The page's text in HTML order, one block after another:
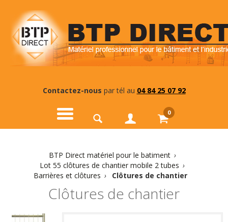
Contactez-nous par tél au 04 84 25 07 92
0
BTP Direct matériel pour le batiment ›
Lot 55 clôtures de chantier mobile 2 tubes ›
Barrières et clôtures › Clôtures de chantier
Clôtures de chantier